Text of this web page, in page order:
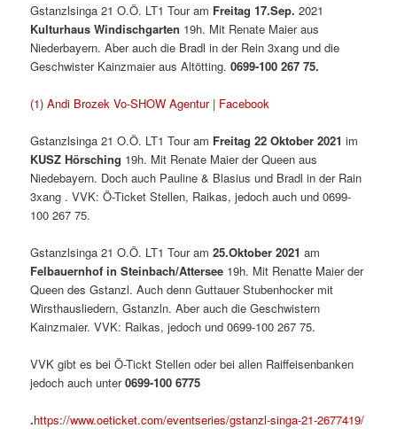
Gstanzlsinga 21 O.Ö. LT1 Tour am Freitag 17.Sep. 2021
Kulturhaus Windischgarten 19h. Mit Renate Maier aus
Niederbayern. Aber auch die Bradl in der Rein 3xang und die
Geschwister Kainzmaier aus Altötting.0699-100 267 75.
(1) Andi Brozek Vo-SHOW Agentur | Facebook
Gstanzlsinga 21 O.Ö. LT1 Tour am Freitag 22 Oktober 2021im
KUSZ Hörsching 19h. Mit Renate Maier der Queen aus
Niedebayern. Doch auch Pauline & Blasius und Bradl in der Rain
3xang . VVK: Ö-Ticket Stellen, Raikas, jedoch auch und 0699-
100 267 75.
Gstanzlsinga 21 O.Ö. LT1 Tour am25.Oktober 2021 am
Felbauernhof in Steinbach/Attersee 19h. Mit Renatte Maier der
Queen des Gstanzl. Auch denn Guttauer Stubenhocker mit
Wirsthausliedern, Gstanzln. Aber auch die Geschwistern
Kainzmaier. VVK: Raikas, jedoch und 0699-100 267 75.
VVK gibt es bei Ö-Tickt Stellen oder bei allen Raiffeisenbanken
jedoch auch unter0699-100 6775
.https://www.oeticket.com/eventseries/gstanzl-singa-21-2677419/